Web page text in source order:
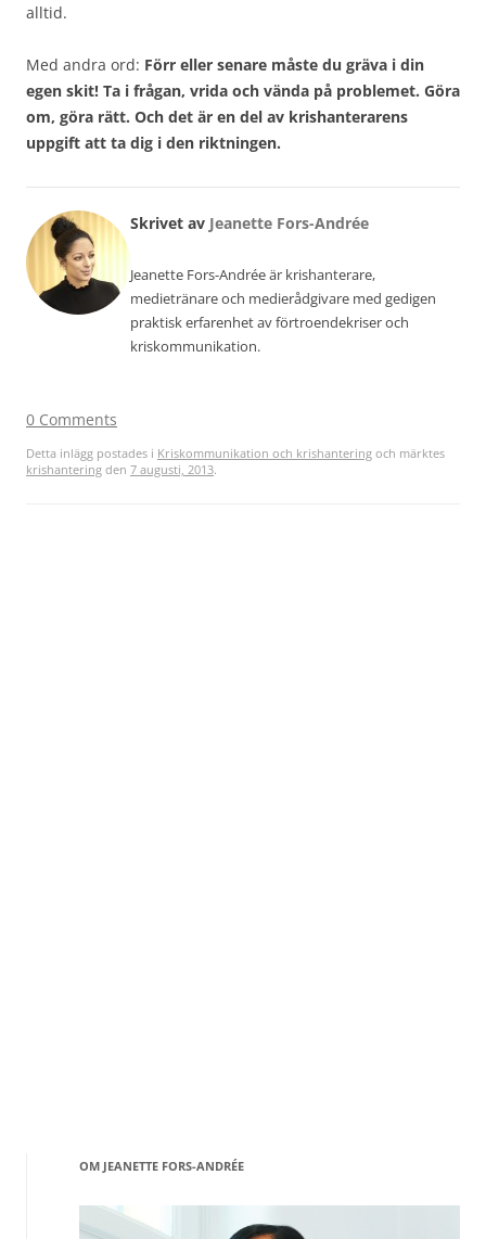
alltid.
Med andra ord: Förr eller senare måste du gräva i din
egen skit! Ta i frågan, vrida och vända på problemet. Göra
om, göra rätt. Och det är en del av krishanterarens
uppgift att ta dig i den riktningen.
Skrivet av Jeanette Fors-Andrée
Jeanette Fors-Andrée är krishanterare,
medietränare och medierådgivare med gedigen
praktisk erfarenhet av förtroendekriser och
kriskommunikation.
0 Comments
Detta inlägg postades i Kriskommunikation och krishantering och märktes
krishantering den 7 augusti, 2013.
OM JEANETTE FORS-ANDRÉE